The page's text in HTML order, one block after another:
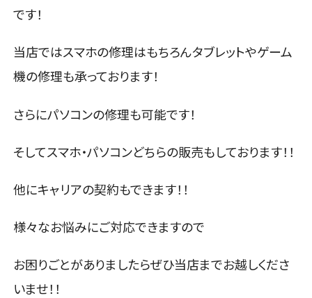
です！
当店ではスマホの修理はもちろんタブレットやゲーム
機の修理も承っております！
さらにパソコンの修理も可能です！
そしてスマホ・パソコンどちらの販売もしております！！
他にキャリアの契約もできます！！
様々なお悩みにご対応できますので
お困りごとがありましたらぜひ当店までお越しくださ
いませ！！